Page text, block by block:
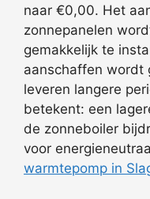
naar €0,00. Het
zonnepanelen
gemakkelijk te
aanschaffen wordt
leveren langere
betekent: een
de zonneboiler
voor
warmtepomp in